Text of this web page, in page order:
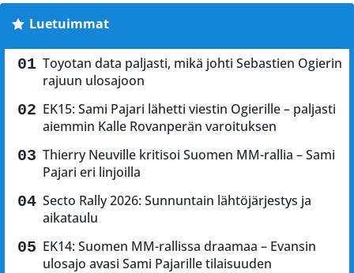
Luetuimmat
Toyotan data paljasti, mikä johti Sebastien Ogierin
rajuun ulosajoon
EK15: Sami Pajari lähetti viestin Ogierille – paljasti
aiemmin Kalle Rovanperän varoituksen
Thierry Neuville kritisoi Suomen MM-rallia – Sami
Pajari eri linjoilla
Secto Rally 2026: Sunnuntain lähtöjärjestys ja
aikataulu
EK14: Suomen MM-rallissa draamaa – Evansin
ulosajo avasi Sami Pajarille tilaisuuden